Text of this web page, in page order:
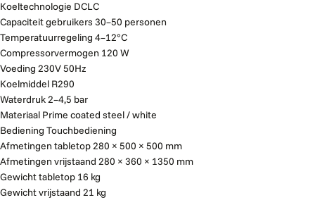
Koeltechnologie DCLC
Capaciteit gebruikers 30–50 personen
Temperatuurregeling 4–12°C
Compressorvermogen 120 W
Voeding 230V 50Hz
Koelmiddel R290
Waterdruk 2–4,5 bar
Materiaal Prime coated steel / white
Bediening Touchbediening
Afmetingen tabletop 280 × 500 × 500 mm
Afmetingen vrijstaand 280 × 360 × 1350 mm
Gewicht tabletop 16 kg
Gewicht vrijstaand 21 kg